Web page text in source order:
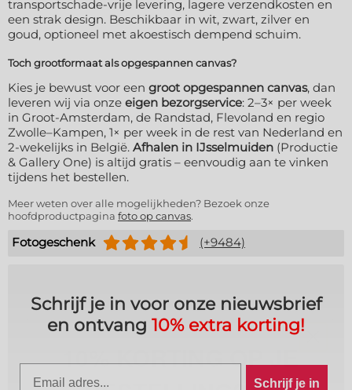
transportschade-vrije levering, lagere verzendkosten en
een strak design. Beschikbaar in wit, zwart, zilver en
goud, optioneel met akoestisch dempend schuim.
Toch grootformaat als opgespannen canvas?
Kies je bewust voor een groot opgespannen canvas, dan
leveren wij via onze eigen bezorgservice: 2–3× per week
in Groot-Amsterdam, de Randstad, Flevoland en regio
Zwolle–Kampen, 1× per week in de rest van Nederland en
2-wekelijks in België. Afhalen in IJsselmuiden (Productie
& Gallery One) is altijd gratis – eenvoudig aan te vinken
tijdens het bestellen.
Meer weten over alle mogelijkheden? Bezoek onze
hoofdproductpagina foto op canvas.
Fotogeschenk (+9484)
Schrijf je in voor onze nieuwsbrief
en ontvang 10% extra korting!
Schrijf je in
10% KORTING OP JE